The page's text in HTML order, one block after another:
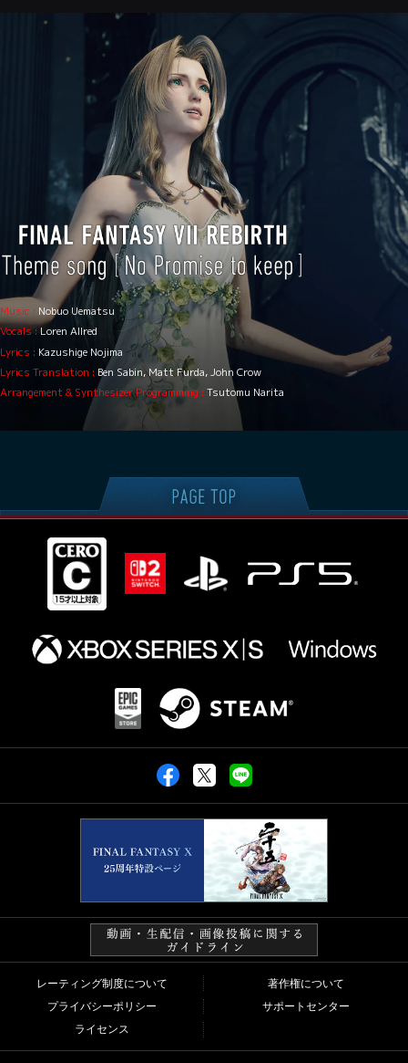
Music : Nobuo Uematsu
Vocals :Loren Allred
Lyrics : Kazushige Nojima
Lyrics Translation : Ben Sabin, Matt Furda, John Crow
Arrangement & Synthesizer Programming : Tsutomu Narita
レーティング制度について
著作権について
プライバシーポリシー
サポートセンター
ライセンス